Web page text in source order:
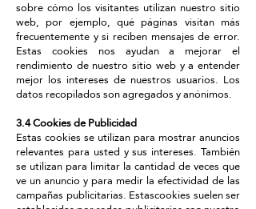
sobre cómo los visitantes utilizan nuestro sitio
web, por ejemplo, qué páginas visitan más
frecuentemente y si reciben mensajes de error.
Estas cookies nos ayudan a mejorar el
rendimiento de nuestro sitio web y a entender
mejor los intereses de nuestros usuarios. Los
datos recopilados son agregados y anónimos.
3.4 Cookies de Publicidad
Estas cookies se utilizan para mostrar anuncios
relevantes para usted y sus intereses. También
se utilizan para limitar la cantidad de veces que
ve un anuncio y para medir la efectividad de las
campañas publicitarias. Estascookies suelen ser